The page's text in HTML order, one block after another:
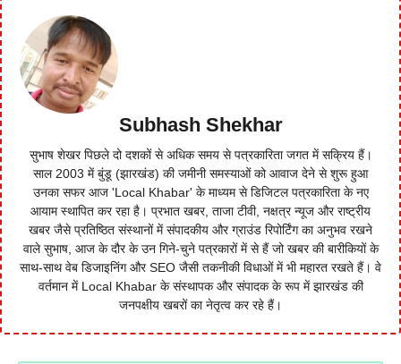
Subhash Shekhar
सुभाष शेखर पिछले दो दशकों से अधिक समय से पत्रकारिता जगत में सक्रिय हैं।
साल 2003 में बुंडू (झारखंड) की जमीनी समस्याओं को आवाज देने से शुरू हुआ
उनका सफर आज 'Local Khabar' के माध्यम से डिजिटल पत्रकारिता के नए
आयाम स्थापित कर रहा है। प्रभात खबर, ताजा टीवी, नक्षत्र न्यूज और राष्ट्रीय
खबर जैसे प्रतिष्ठित संस्थानों में संपादकीय और ग्राउंड रिपोर्टिंग का अनुभव रखने
वाले सुभाष, आज के दौर के उन गिने-चुने पत्रकारों में से हैं जो खबर की बारीकियों के
साथ-साथ वेब डिजाइनिंग और SEO जैसी तकनीकी विधाओं में भी महारत रखते हैं। वे
वर्तमान में Local Khabar के संस्थापक और संपादक के रूप में झारखंड की
जनपक्षीय खबरों का नेतृत्व कर रहे हैं।